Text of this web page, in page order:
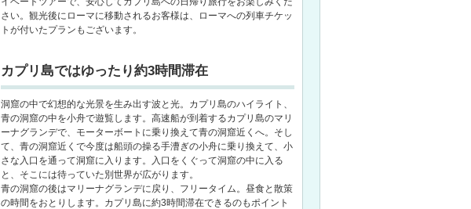
さい。観光後にローマに移動されるお客様は、ローマへの列車チケッ
トが付いたプランもございます。
カプリ島ではゆったり約3時間滞在
洞窟の中で幻想的な光景を生み出す波と光。カプリ島のハイライト、
青の洞窟の中を小舟で遊覧します。高速船が到着するカプリ島のマリ
ーナグランデで、モーターボートに乗り換えて青の洞窟近くへ。そし
て、青の洞窟近くで今度は船頭の操る手漕ぎの小舟に乗り換えて、小
さな入口を通って洞窟に入ります。入口をくぐって洞窟の中に入る
と、そこには待っていた別世界が広がります。
青の洞窟の後はマリーナグランデに戻り、フリータイム。昼食と散策
の時間をおとりします。カプリ島に約3時間滞在できるのもポイント